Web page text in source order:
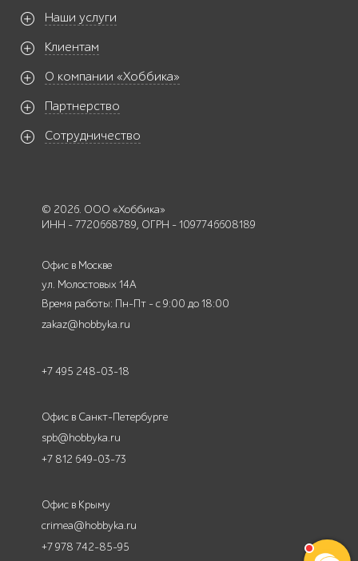
Наши услуги
Клиентам
О компании «Хоббика»
Партнерство
Сотрудничество
© 2026. ООО «Хоббика»
ИНН - 7720668789, ОГРН - 1097746608189
Офис в Москве
ул. Молостовых 14А
Время работы: Пн-Пт - с 9:00 до 18:00
zakaz@hobbyka.ru
+7 495 248-03-18
Офис в Санкт-Петербурге
spb@hobbyka.ru
+7 812 649-03-73
Офис в Крыму
crimea@hobbyka.ru
+7 978 742-85-95